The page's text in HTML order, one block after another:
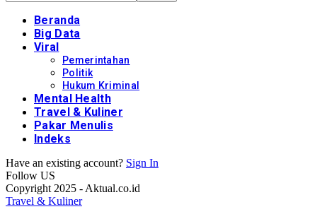
Beranda
Big Data
Viral
Pemerintahan
Politik
Hukum Kriminal
Mental Health
Travel & Kuliner
Pakar Menulis
Indeks
Have an existing account? Sign In
Follow US
Copyright 2025 - Aktual.co.id
Travel & Kuliner